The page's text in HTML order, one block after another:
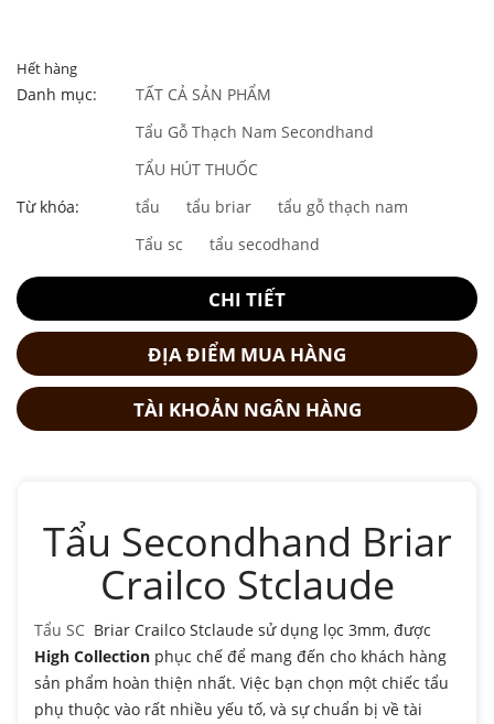
Hết hàng
Danh mục:
TẤT CẢ SẢN PHẨM
Tẩu Gỗ Thạch Nam Secondhand
TẨU HÚT THUỐC
Từ khóa:
tẩu tẩu briar
tẩu gỗ thạch nam
Tẩu sc
tẩu secodhand
CHI TIẾT
ĐỊA ĐIỂM MUA HÀNG
TÀI KHOẢN NGÂN HÀNG
Tẩu Secondhand Briar
Crailco Stclaude
Tẩu SC Briar Crailco Stclaude sử dụng lọc 3mm, được
High Collection phục chế để mang đến cho khách hàng
sản phẩm hoàn thiện nhất. Việc bạn chọn một chiếc tẩu
phụ thuộc vào rất nhiều yếu tố, và sự chuẩn bị về tài